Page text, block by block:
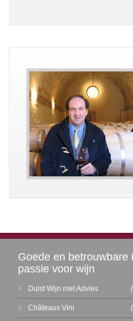
Goede en betrouwbare
passie voor wijn
Dulst Wijn met Advies
Châteaux Vini